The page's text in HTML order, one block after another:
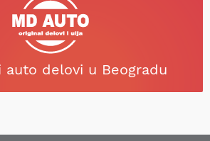
auto delovi u Beogradu